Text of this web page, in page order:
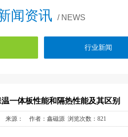
闻资讯 / NEWS
行业新闻
温一体板性能和隔热性能及其区别
来源： 作者：鑫磁源 浏览次数：821